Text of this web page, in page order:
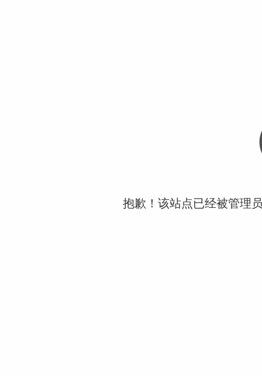
抱歉！该站点已经被管理